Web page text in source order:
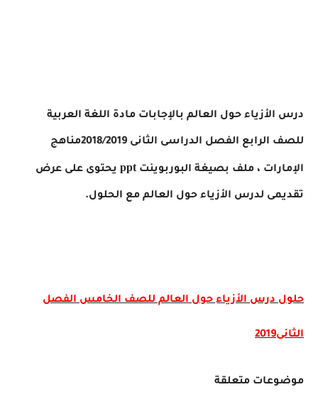
درس الأزياء حول العالم بالإجابات مادة اللغة العربية
للصف الرابع الفصل الدراسى الثانى 2018/2019مناهج
الإمارات ، ملف بصيغة البوربوينتppt يحتوى على عرض
تقديمى لدرس الأزياء حول العالم مع الحلول.
حلول درس الأزياء حول العالم للصف الخامس الفصل
الثانى2019
موضوعات متعلقة